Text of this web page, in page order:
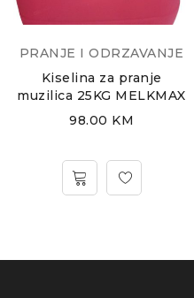
PRANJE I ODRZAVANJE
Kiselina za pranje
muzilica 25KG MELKMAX
98.00 KM